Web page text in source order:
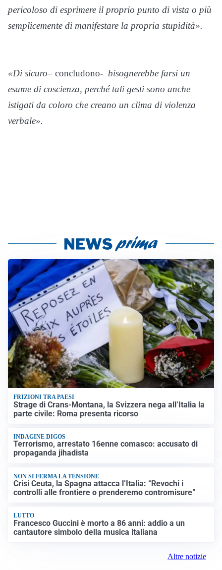
pericoloso di esprimere il proprio punto di vista o più
semplicemente di manifestare la propria stupidità».
«Di sicuro– concludono- bisognerebbe farsi un
esame di coscienza, perché tali gesti sono anche
istigati da coloro che creano un clima di violenza
verbale».
FRIZIONI TRA PAESI
Strage di Crans-Montana, la Svizzera nega all’Italia la
parte civile: Roma presenta ricorso
INDAGINE DIGOS
Terrorismo, arrestato 16enne comasco: accusato di
propaganda jihadista
NON SI FERMA LA TENSIONE
Crisi Ceuta, la Spagna attacca l’Italia: “Revochi i
controlli alle frontiere o prenderemo contromisure”
LUTTO
Francesco Guccini è morto a 86 anni: addio a un
cantautore simbolo della musica italiana
Altre notizie